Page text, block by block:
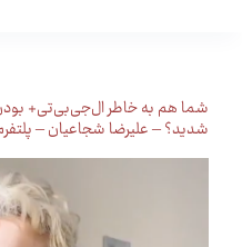
شما هم به خاطر ال‌جی‌بی‌تی+
شدید؟ – علیرضا شجاعیان –